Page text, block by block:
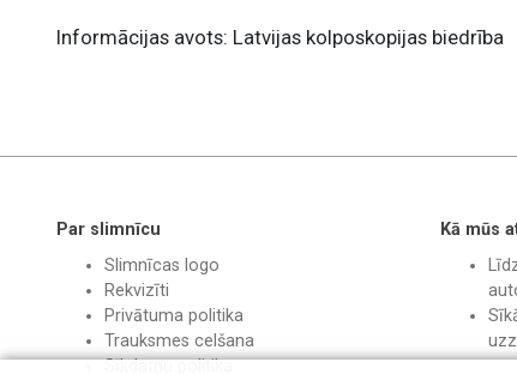
Informācijas avots: Latvijas kolposkopijas biedrība
Par slimnīcu
Slimnīcas logo
Rekvizīti
Privātuma politika
Trauksmes celšana
Sīkdatņu politika
Kā mūs